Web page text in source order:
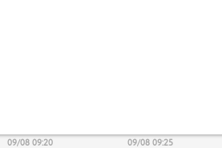
09/08 09:20 09/08 09:25